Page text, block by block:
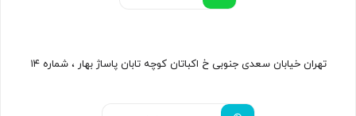
تهران خیابان سعدی جنوبی خ اکباتان کوچه تابان پاساژ بهار ، شماره ۱۴